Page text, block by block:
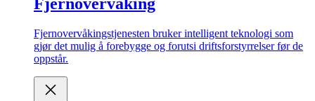
Fjernovervåkingstjenesten bruker intelligent teknologi som
gjør det mulig å forebygge og forutsi driftsforstyrrelser før de
oppstår.